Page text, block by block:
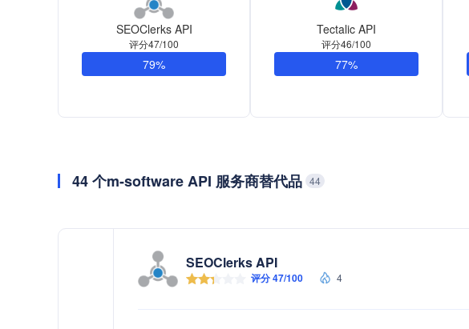
SEOClerks API
评分47/100
79%
Tectalic API
评分46/100
77%
44 个m-software API 服务商替代品 44
SEOClerks API
评分 47/100 4